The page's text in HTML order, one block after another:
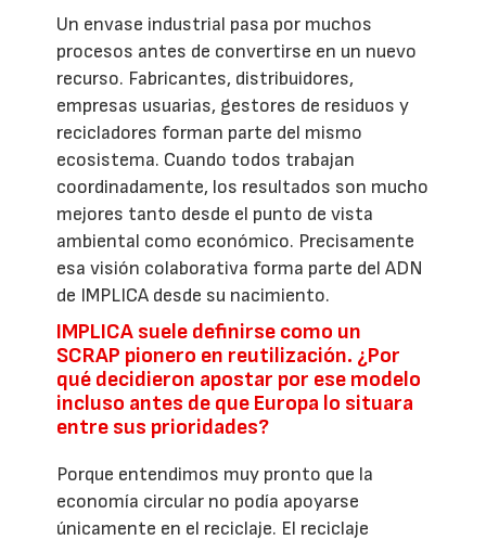
Un envase industrial pasa por muchos
procesos antes de convertirse en un nuevo
recurso. Fabricantes, distribuidores,
empresas usuarias, gestores de residuos y
recicladores forman parte del mismo
ecosistema. Cuando todos trabajan
coordinadamente, los resultados son mucho
mejores tanto desde el punto de vista
ambiental como económico. Precisamente
esa visión colaborativa forma parte del ADN
de IMPLICA desde su nacimiento.
IMPLICA suele definirse como un
SCRAP pionero en reutilización. ¿Por
qué decidieron apostar por ese modelo
incluso antes de que Europa lo situara
entre sus prioridades?
Porque entendimos muy pronto que la
economía circular no podía apoyarse
únicamente en el reciclaje. El reciclaje